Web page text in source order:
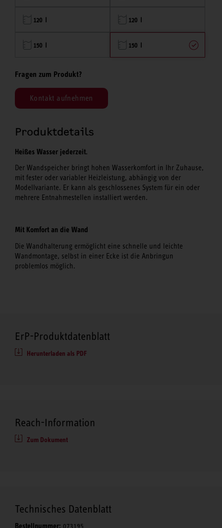
120 l 120 l
150 l 150 l
Fragen zum Produkt?
Kontakt aufnehmen
Produktdetails
Heißes Wasser jederzeit.
Der Wandspeicher bringt hohen Wasserkomfort in Ihr Zuhause,
mit fester oder variabler Heizleistung, abhängig von der
Modellvariante. Er kann als geschlossenes System für ein oder
mehrere Entnahmestellen installiert werden.
Mit Komfort an die Wand
Die Wandhalterung ermöglicht eine schnelle und leichte
Wandmontage, selbst in einer Ecke ist die Anbringun
problemlos möglich.
ErP-Produktdatenblatt
Herunterladen als PDF
Reach-Information
Zum Dokument
Technisches Datenblatt
Bestellnummer: 073195